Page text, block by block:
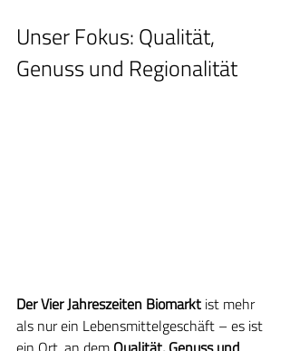
Unser Fokus: Qualität,
Genuss und Regionalität
Der Vier Jahreszeiten Biomarkt ist mehr
als nur ein Lebensmittelgeschäft – es ist